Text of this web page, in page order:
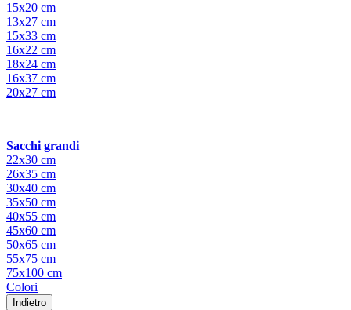
15x20 cm
13x27 cm
15x33 cm
16x22 cm
18x24 cm
16x37 cm
20x27 cm
Sacchi grandi
22x30 cm
26x35 cm
30x40 cm
35x50 cm
40x55 cm
45x60 cm
50x65 cm
55x75 cm
75x100 cm
Colori
Indietro